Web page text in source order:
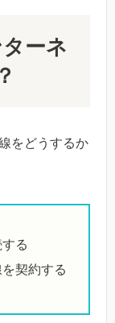
ーネ
をどうするか
る
契約する